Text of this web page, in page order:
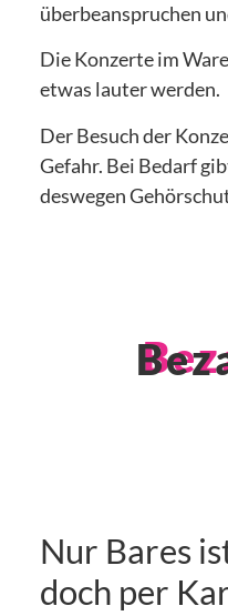
überbeanspruchen
Die Konzerte im
etwas lauter werden.
Der Besuch der
Gefahr. Bei Bedarf
deswegen
Nur Bares
doch per